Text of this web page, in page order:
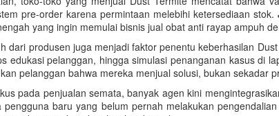
pre-order karena permintaan melebihi ketersediaan stok.
yang ingin memulai bisnis jual obat anti rayap ampuh
dari produsen juga menjadi faktor penentu keberhasilan
edukasi pelanggan, hingga simulasi penanganan kasus di
pelanggan bahwa mereka menjual solusi, bukan sekadar
pada penjualan semata, banyak agen kini
pengguna baru yang belum pernah melakukan